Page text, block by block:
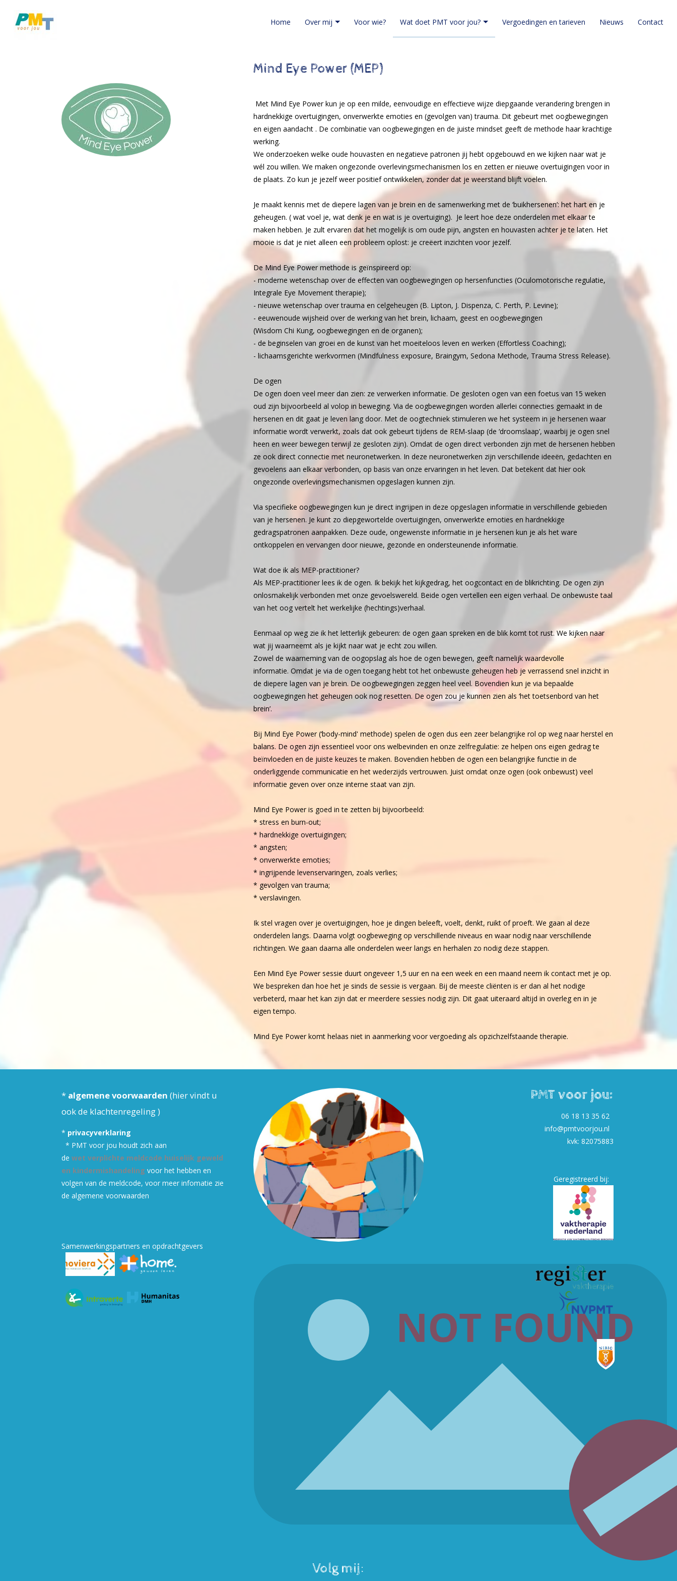
Home Over mij Voor wie? Wat doet PMT voor jou? Vergoedingen en tarieven Nieuws Contact
Mind Eye Power (MEP)
Met Mind Eye Power kun je op een milde, eenvoudige en effectieve wijze diepgaande verandering brengen in
hardnekkige overtuigingen, onverwerkte emoties en (gevolgen van) trauma. Dit gebeurt met oogbewegingen
en eigen aandacht . De combinatie van oogbewegingen en de juiste mindset geeft de methode haar krachtige
werking.
We onderzoeken welke oude houvasten en negatieve patronen jij hebt opgebouwd en we kijken naar wat je
wél zou willen. We maken ongezonde overlevingsmechanismen los en zetten er nieuwe overtuigingen voor in
de plaats. Zo kun je jezelf weer positief ontwikkelen, zonder dat je weerstand blijft voelen.
Je maakt kennis met de diepere lagen van je brein en de samenwerking met de ‘buikhersenen’: het hart en je
geheugen. ( wat voel je, wat denk je en wat is je overtuiging). Je leert hoe deze onderdelen met elkaar te
maken hebben. Je zult ervaren dat het mogelijk is om oude pijn, angsten en houvasten achter je te laten. Het
mooie is dat je niet alleen een probleem oplost: je creëert inzichten voor jezelf.
De Mind Eye Power methode is geïnspireerd op:
- moderne wetenschap over de effecten van oogbewegingen op hersenfuncties (Oculomotorische regulatie,
Integrale Eye Movement therapie);
- nieuwe wetenschap over trauma en celgeheugen (B. Lipton, J. Dispenza, C. Perth, P. Levine);
- eeuwenoude wijsheid over de werking van het brein, lichaam, geest en oogbewegingen
(Wisdom Chi Kung, oogbewegingen en de organen);
- de beginselen van groei en de kunst van het moeiteloos leven en werken (Effortless Coaching);
- lichaamsgerichte werkvormen (Mindfulness exposure, Braingym, Sedona Methode, Trauma Stress Release).
De ogen
De ogen doen veel meer dan zien: ze verwerken informatie. De gesloten ogen van een foetus van 15 weken
oud zijn bijvoorbeeld al volop in beweging. Via de oogbewegingen worden allerlei connecties gemaakt in de
hersenen en dit gaat je leven lang door. Met de oogtechniek stimuleren we het systeem in je hersenen waar
informatie wordt verwerkt, zoals dat ook gebeurt tijdens de REM-slaap (de ‘droomslaap’, waarbij je ogen snel
heen en weer bewegen terwijl ze gesloten zijn). Omdat de ogen direct verbonden zijn met de hersenen hebben
ze ook direct connectie met neuronetwerken. In deze neuronetwerken zijn verschillende ideeën, gedachten en
gevoelens aan elkaar verbonden, op basis van onze ervaringen in het leven. Dat betekent dat hier ook
ongezonde overlevingsmechanismen opgeslagen kunnen zijn.
Via specifieke oogbewegingen kun je direct ingrijpen in deze opgeslagen informatie in verschillende gebieden
van je hersenen. Je kunt zo diepgewortelde overtuigingen, onverwerkte emoties en hardnekkige
gedragspatronen aanpakken. Deze oude, ongewenste informatie in je hersenen kun je als het ware
ontkoppelen en vervangen door nieuwe, gezonde en ondersteunende informatie.
Wat doe ik als MEP-practitioner?
Als MEP-practitioner lees ik de ogen. Ik bekijk het kijkgedrag, het oogcontact en de blikrichting. De ogen zijn
onlosmakelijk verbonden met onze gevoelswereld. Beide ogen vertellen een eigen verhaal. De onbewuste taal
van het oog vertelt het werkelijke (hechtings)verhaal.
Eenmaal op weg zie ik het letterlijk gebeuren: de ogen gaan spreken en de blik komt tot rust. We kijken naar
wat jij waarneemt als je kijkt naar wat je echt zou willen.
Zowel de waarneming van de oogopslag als hoe de ogen bewegen, geeft namelijk waardevolle
informatie. Omdat je via de ogen toegang hebt tot het onbewuste geheugen heb je verrassend snel inzicht in
de diepere lagen van je brein. De oogbewegingen zeggen heel veel. Bovendien kun je via bepaalde
oogbewegingen het geheugen ook nog resetten. De ogen zou je kunnen zien als ‘het toetsenbord van het
brein’.
Bij Mind Eye Power (‘body-mind' methode) spelen de ogen dus een zeer belangrijke rol op weg naar herstel en
balans. De ogen zijn essentieel voor ons welbevinden en onze zelfregulatie: ze helpen ons eigen gedrag te
beïnvloeden en de juiste keuzes te maken. Bovendien hebben de ogen een belangrijke functie in de
onderliggende communicatie en het wederzijds vertrouwen. Juist omdat onze ogen (ook onbewust) veel
informatie geven over onze interne staat van zijn.
Mind Eye Power is goed in te zetten bij bijvoorbeeld:
* stress en burn-out;
* hardnekkige overtuigingen;
* angsten;
* onverwerkte emoties;
* ingrijpende levenservaringen, zoals verlies;
* gevolgen van trauma;
* verslavingen.
Ik stel vragen over je overtuigingen, hoe je dingen beleeft, voelt, denkt, ruikt of proeft. We gaan al deze
onderdelen langs. Daarna volgt oogbeweging op verschillende niveaus en waar nodig naar verschillende
richtingen. We gaan daarna alle onderdelen weer langs en herhalen zo nodig deze stappen.
Een Mind Eye Power sessie duurt ongeveer 1,5 uur en na een week en een maand neem ik contact met je op.
We bespreken dan hoe het je sinds de sessie is vergaan. Bij de meeste cliënten is er dan al het nodige
verbeterd, maar het kan zijn dat er meerdere sessies nodig zijn. Dit gaat uiteraard altijd in overleg en in je
eigen tempo.
Mind Eye Power komt helaas niet in aanmerking voor vergoeding als opzichzelfstaande therapie.
* algemene voorwaarden (hier vindt u
ook de klachtenregeling)
* privacyverklaring
* PMT voor jou houdt zich aan
de wet verplichte meldcode huiselijk geweld
en kindermishandeling voor het hebben en
volgen van de meldcode, voor meer infomatie zie
de algemene voorwaarden
Samenwerkingspartners en opdrachtgevers
Volg mij:
PMT voor jou:
06 18 13 35 62
info@pmtvoorjou.nl
kvk: 82075883
Geregistreerd bij: